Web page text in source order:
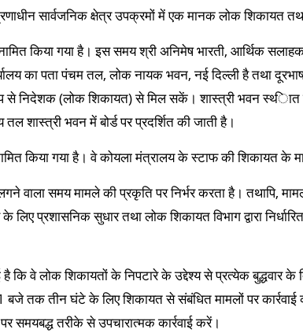
सार्वजनिक क्षेत्र उपक्रमों में एक मानक लोक शिकायत
किया गया है। इस समय श्री अनिमेष भारती, आर्थिक
का पता पंचम तल, लोक नायक भवन, नई दिल्‍ली है तथा
से निदेशक (लोक शिकायत) से मिल सकें। शास्‍त्री भवन स्‍थ्‍िात
शास्‍त्री भवन में बोर्ड पर प्रदर्शित की जाती है।
किया गया है। वे कोयला मंत्रालय के स्‍टाफ की शिकायत के
वाला समय मामले की प्रकृति पर निर्भर करता है। तथापि,
लिए प्रशासनिक सुधार तथा लोक शिकायत विभाग द्वारा
कि वे लोक शिकायतों के निपटारे के उद्देश्‍य से प्रत्‍येक
बजे तक तीन घंटे के लिए शिकायत से संबंधित मामलों पर
तरीके से उपचारात्‍मक कार्रवाई करें।